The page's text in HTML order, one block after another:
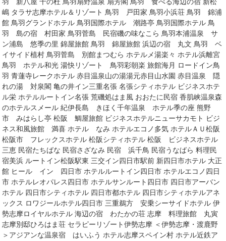
羽 新八屋 千の杜 鳥羽扇野温泉 扇芳閣 鳥羽 食べる海辺の宿 新松
嶋 タラサ志摩ホテル＆リゾート 鳥羽 戸田家 鳥羽小浜荘 鳥羽 錦浦
館 鳥羽グランドホテル 鳥羽国際ホテル 潮路亭 鳥羽国際ホテル 鳥
羽 島の宿 村田家 鳥羽菅島 民宿磯の味なこら 鳥羽本浦温泉 サ
ン浦島 悠季の里 錦屋旅館 鳥羽 錦屋旅館 浜辺の宿 丸文 鳥羽 ベ
イサイド植村 鳥羽菅島 別館まつむら ホテルメ湯楽々 ホテル浜離宮
鳥羽 ホテル和光 湯快リゾート 鳥羽彩朝楽 旅館海月 ロードイン鳥
羽 青蓮寺レークホテル 赤目温泉山の湯湯元赤目山水園 赤目温泉 隠
れの湯 対泉閣 亀の井イン三重名張 名張シティホテル ビジネスホテ
ル栄 ホテルルートイン名張 荒磯処はま風 おおたに民宿 香肌峡温泉森
のホテルスメール 紀伊長島 きほく千年温泉 ホテル季の座 熊野
市 みはらし亭 松阪 鯛屋旅館 ビジネスホテルニューサカモト ビジ
ネス和風旅館 満喜 ホテル なみ ホテルエコノ多気 ホテルＡＵ松阪
松阪市 フレックスホテル 松阪シティホテル 松阪 ビジネスホテル
三恵 民宿たちばな 民宿さざなみ 民宿 浜千鳥 民宿うなばら 料理民
宿美浜 ルートイン松阪駅東 三交イン四日市駅前 新四日市ホテル 大正
館 ヒール イン 四日市 ホテルルートイン四日市 ホテルエコノ四日
市 ホテルレオパレス四日市 ホテルサンルート四日市 四日市アーバン
ホテル 四日市シティホテル 四日市都ホテル 四日市シティホテルアネ
ックス ロワジールホテル四日市 三重鵜方 安乗シーサイドホテル 伊
勢志摩ロイヤルホテル 海辺の宿 わたかの荘 志摩 料理旅館 丸寅
志摩別邸ひろはま荘 セラピーリゾート伊勢志摩 ＜伊勢志摩・渡鹿野
＞アジアンな温泉宿 はいふう ホテル志摩スペイン村 ホテル近鉄ア